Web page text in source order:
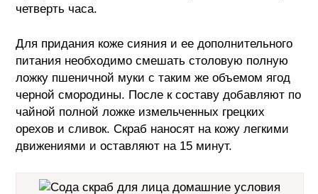
четверть часа.
Для придания коже сияния и ее дополнительного
питания необходимо смешать столовую полную
ложку пшеничной муки с таким же объемом ягод
черной смородины. После к составу добавляют по
чайной полной ложке измельченных грецких
орехов и сливок. Скраб наносят на кожу легкими
движениями и оставляют на 15 минут.